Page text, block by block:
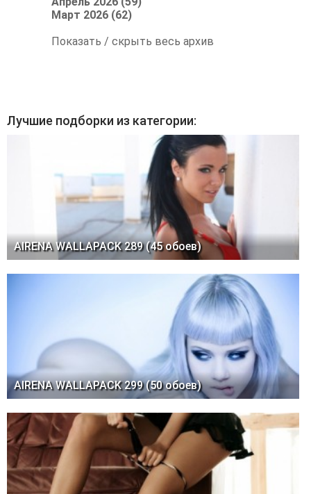
Март 2026 (62)
Показать / скрыть весь архив
Лучшие подборки из категории:
AIRENA WALLAPACK 289 (45 обоев)
AIRENA WALLAPACK 299 (50 обоев)